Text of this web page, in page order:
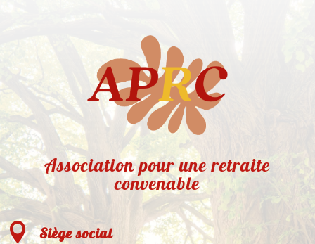
Association pour une retraite
convenable
 Siège social